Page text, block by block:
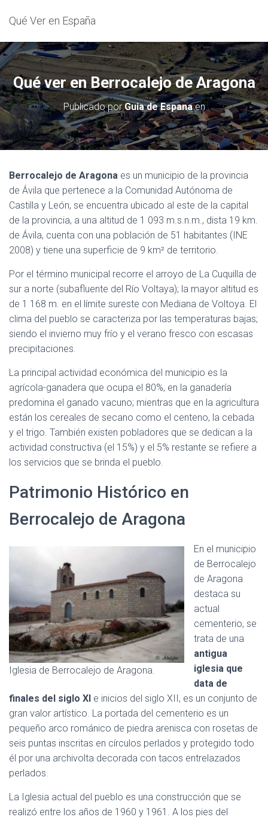
Qué Ver en España
Qué ver en Berrocalejo de Aragona
Publicado porGuia de Espanaen
Berrocalejo de Aragona es un municipio de la provincia
de Ávila que pertenece a la Comunidad Autónoma de
Castilla y León, se encuentra ubicado al este de la capital
de la provincia, a una altitud de 1 093 m.s.n.m., dista 19 km.
de Ávila, cuenta con una población de 51 habitantes (INE
2008) y tiene una superficie de 9 km² de territorio.
Por el término municipal recorre el arroyo de La Cuquilla de
sur a norte (subafluente del Río Voltaya); la mayor altitud es
de 1 168 m. en el límite sureste con Mediana de Voltoya. El
clima del pueblo se caracteriza por las temperaturas bajas;
siendo el invierno muy frío y el verano fresco con escasas
precipitaciones.
La principal actividad económica del municipio es la
agrícola-ganadera que ocupa el 80%, en la ganadería
predomina el ganado vacuno; mientras que en la agricultura
están los cereales de secano como el centeno, la cebada
y el trigo. También existen pobladores que se dedican a la
actividad constructiva (el 15%) y el 5% restante se refiere a
los servicios que se brinda el pueblo.
Patrimonio Histórico en
Berrocalejo de Aragona
Iglesia de Berrocalejo de Aragona.
En el municipio
de Berrocalejo
de Aragona
destaca su
actual
cementerio, se
trata de una
antigua
iglesia que
data de
finales del siglo XI e inicios del siglo XII, es un conjunto de
gran valor artístico. La portada del cementerio es un
pequeño arco románico de piedra arenisca con rosetas de
seis puntas inscritas en círculos perlados y protegido todo
él por una archivolta decorada con tacos entrelazados
perlados.
La Iglesia actual del pueblo es una construcción que se
realizó entre los años de 1960 y 1961. A los pies del